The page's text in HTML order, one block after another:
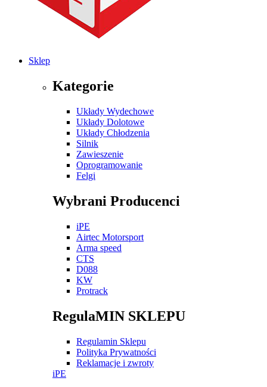
Sklep
Kategorie
Układy Wydechowe
Układy Dolotowe
Układy Chłodzenia
Silnik
Zawieszenie
Oprogramowanie
Felgi
Wybrani Producenci
iPE
Airtec Motorsport
Arma speed
CTS
D088
KW
Protrack
RegulaMIN SKLEPU
Regulamin Sklepu
Polityka Prywatności
Reklamacje i zwroty
iPE